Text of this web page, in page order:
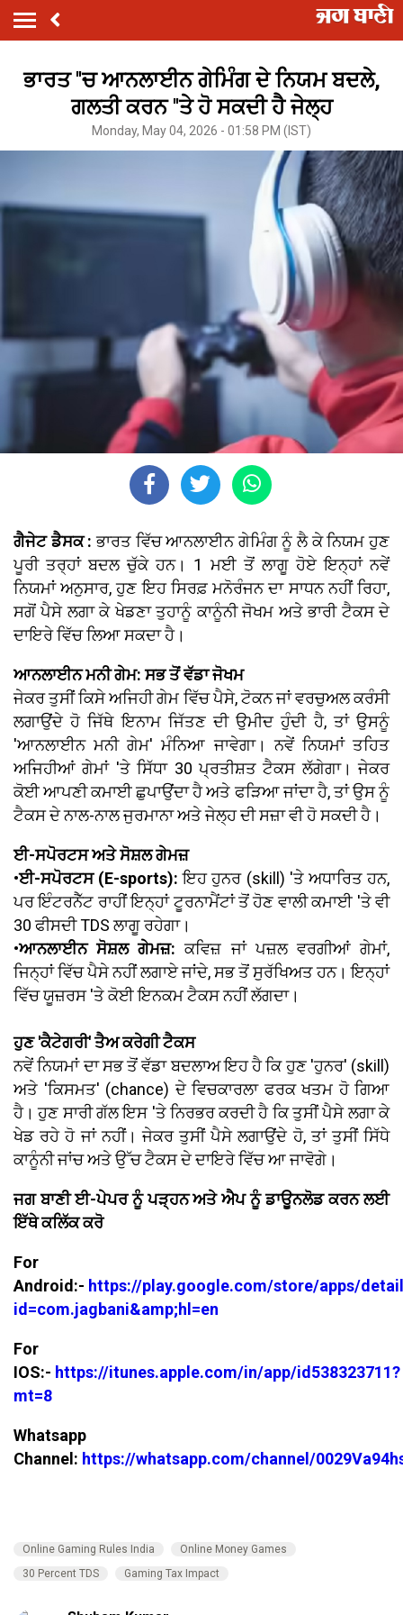
ਭਾਰਤ ''ਚ ਆਨਲਾਈਨ ਗੇਮਿੰਗ ਦੇ ਨਿਯਮ ਬਦਲੇ,
ਗਲਤੀ ਕਰਨ ''ਤੇ ਹੋ ਸਕਦੀ ਹੈ ਜੇਲ੍ਹ
Monday, May 04, 2026 - 01:58 PM (IST)
ਗੈਜੇਟ ਡੈਸਕ :ਭਾਰਤ ਵਿੱਚ ਆਨਲਾਈਨ ਗੇਮਿੰਗ ਨੂੰ ਲੈ ਕੇ ਨਿਯਮ ਹੁਣ
ਪੂਰੀ ਤਰ੍ਹਾਂ ਬਦਲ ਚੁੱਕੇ ਹਨ। 1 ਮਈ ਤੋਂ ਲਾਗੂ ਹੋਏ ਇਨ੍ਹਾਂ ਨਵੇਂ
ਨਿਯਮਾਂ ਅਨੁਸਾਰ, ਹੁਣ ਇਹ ਸਿਰਫ਼ ਮਨੋਰੰਜਨ ਦਾ ਸਾਧਨ ਨਹੀਂ ਰਿਹਾ,
ਸਗੋਂ ਪੈਸੇ ਲਗਾ ਕੇ ਖੇਡਣਾ ਤੁਹਾਨੂੰ ਕਾਨੂੰਨੀ ਜੋਖਮ ਅਤੇ ਭਾਰੀ ਟੈਕਸ ਦੇ
ਦਾਇਰੇ ਵਿੱਚ ਲਿਆ ਸਕਦਾ ਹੈ।
ਆਨਲਾਈਨ ਮਨੀ ਗੇਮ: ਸਭ ਤੋਂ ਵੱਡਾ ਜੋਖਮ
ਜੇਕਰ ਤੁਸੀਂ ਕਿਸੇ ਅਜਿਹੀ ਗੇਮ ਵਿੱਚ ਪੈਸੇ, ਟੋਕਨ ਜਾਂ ਵਰਚੁਅਲ ਕਰੰਸੀ
ਲਗਾਉਂਦੇ ਹੋ ਜਿੱਥੇ ਇਨਾਮ ਜਿੱਤਣ ਦੀ ਉਮੀਦ ਹੁੰਦੀ ਹੈ, ਤਾਂ ਉਸਨੂੰ
'ਆਨਲਾਈਨ ਮਨੀ ਗੇਮ' ਮੰਨਿਆ ਜਾਵੇਗਾ। ਨਵੇਂ ਨਿਯਮਾਂ ਤਹਿਤ
ਅਜਿਹੀਆਂ ਗੇਮਾਂ 'ਤੇ ਸਿੱਧਾ 30 ਪ੍ਰਤੀਸ਼ਤ ਟੈਕਸ ਲੱਗੇਗਾ। ਜੇਕਰ
ਕੋਈ ਆਪਣੀ ਕਮਾਈ ਛੁਪਾਉਂਦਾ ਹੈ ਅਤੇ ਫੜਿਆ ਜਾਂਦਾ ਹੈ, ਤਾਂ ਉਸ ਨੂੰ
ਟੈਕਸ ਦੇ ਨਾਲ-ਨਾਲ ਜੁਰਮਾਨਾ ਅਤੇ ਜੇਲ੍ਹ ਦੀ ਸਜ਼ਾ ਵੀ ਹੋ ਸਕਦੀ ਹੈ।
ਈ-ਸਪੋਰਟਸ ਅਤੇ ਸੋਸ਼ਲ ਗੇਮਜ਼
•ਈ-ਸਪੋਰਟਸ (E-sports): ਇਹ ਹੁਨਰ (skill) 'ਤੇ ਅਧਾਰਿਤ ਹਨ,
ਪਰ ਇੰਟਰਨੈੱਟ ਰਾਹੀਂ ਇਨ੍ਹਾਂ ਟੂਰਨਾਮੈਂਟਾਂ ਤੋਂ ਹੋਣ ਵਾਲੀ ਕਮਾਈ 'ਤੇ ਵੀ
30 ਫੀਸਦੀ TDS ਲਾਗੂ ਰਹੇਗਾ।
•ਆਨਲਾਈਨ ਸੋਸ਼ਲ ਗੇਮਜ਼:ਕਵਿਜ਼ ਜਾਂ ਪਜ਼ਲ ਵਰਗੀਆਂ ਗੇਮਾਂ,
ਜਿਨ੍ਹਾਂ ਵਿੱਚ ਪੈਸੇ ਨਹੀਂ ਲਗਾਏ ਜਾਂਦੇ, ਸਭ ਤੋਂ ਸੁਰੱਖਿਅਤ ਹਨ। ਇਨ੍ਹਾਂ
ਵਿੱਚ ਯੂਜ਼ਰਸ 'ਤੇ ਕੋਈ ਇਨਕਮ ਟੈਕਸ ਨਹੀਂ ਲੱਗਦਾ।
ਹੁਣ 'ਕੈਟੇਗਰੀ' ਤੈਅ ਕਰੇਗੀ ਟੈਕਸ
ਨਵੇਂ ਨਿਯਮਾਂ ਦਾ ਸਭ ਤੋਂ ਵੱਡਾ ਬਦਲਾਅ ਇਹ ਹੈ ਕਿ ਹੁਣ 'ਹੁਨਰ' (skill)
ਅਤੇ 'ਕਿਸਮਤ' (chance) ਦੇ ਵਿਚਕਾਰਲਾ ਫਰਕ ਖਤਮ ਹੋ ਗਿਆ
ਹੈ। ਹੁਣ ਸਾਰੀ ਗੱਲ ਇਸ 'ਤੇ ਨਿਰਭਰ ਕਰਦੀ ਹੈ ਕਿ ਤੁਸੀਂ ਪੈਸੇ ਲਗਾ ਕੇ
ਖੇਡ ਰਹੇ ਹੋ ਜਾਂ ਨਹੀਂ। ਜੇਕਰ ਤੁਸੀਂ ਪੈਸੇ ਲਗਾਉਂਦੇ ਹੋ, ਤਾਂ ਤੁਸੀਂ ਸਿੱਧੇ
ਕਾਨੂੰਨੀ ਜਾਂਚ ਅਤੇ ਉੱਚ ਟੈਕਸ ਦੇ ਦਾਇਰੇ ਵਿੱਚ ਆ ਜਾਵੋਗੇ।
ਜਗ ਬਾਣੀ ਈ-ਪੇਪਰ ਨੂੰ ਪੜ੍ਹਨ ਅਤੇ ਐਪ ਨੂੰ ਡਾਊਨਲੋਡ ਕਰਨ ਲਈ
ਇੱਥੇ ਕਲਿੱਕ ਕਰੋ
For
Android:- https://play.google.com/store/apps/
id=com.jagbani&amp;hl=en
For
IOS:- https://itunes.apple.com/in/app/id538323711?
mt=8
Whatsapp
Channel: https://whatsapp.com/channel/
Online Gaming Rules India
Online Money Games
30 Percent TDS
Gaming Tax Impact